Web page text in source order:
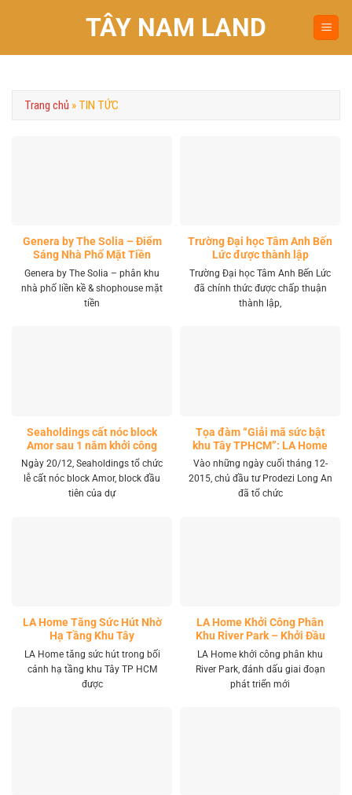
TÂY NAM LAND
Trang chủ » TIN TỨC
Genera by The Solia – Điểm
Sáng Nhà Phố Mặt Tiền
Vành Đai 4 Khu Tây
Genera by The Solia – phân khu
nhà phố liền kề & shophouse mặt
tiền
Trường Đại học Tâm Anh Bến
Lức được thành lập
Trường Đại học Tâm Anh Bến Lức
đã chính thức được chấp thuận
thành lập,
Seaholdings cất nóc block
Amor sau 1 năm khởi công
Ngày 20/12, Seaholdings tổ chức
lễ cất nóc block Amor, block đầu
tiên của dự
Tọa đàm “Giải mã sức bật
khu Tây TPHCM”: LA Home
khai mở tọa độ đầu tư mới
Vào những ngày cuối tháng 12-
2015, chủ đầu tư Prodezi Long An
đã tổ chức
LA Home Tăng Sức Hút Nhờ
Hạ Tầng Khu Tây
LA Home tăng sức hút trong bối
cảnh hạ tầng khu Tây TP HCM
được
LA Home Khởi Công Phân
Khu River Park – Khởi Đầu
Giai Đoạn Phát Triển Mới
LA Home khởi công phân khu
River Park, đánh dấu giai đoạn
phát triển mới